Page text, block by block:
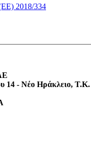
2018/334
14 - Νέο Ηράκλειο, Τ.Κ.